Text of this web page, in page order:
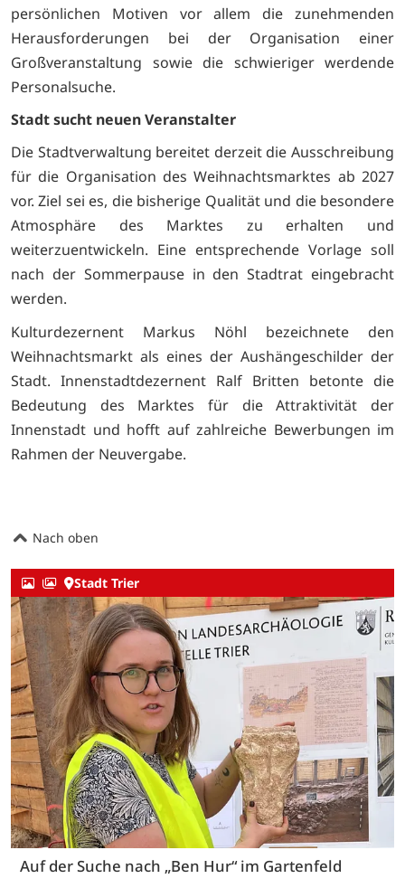
persönlichen Motiven vor allem die zunehmenden
Herausforderungen bei der Organisation einer
Großveranstaltung sowie die schwieriger werdende
Personalsuche.
Stadt sucht neuen Veranstalter
Die Stadtverwaltung bereitet derzeit die Ausschreibung
für die Organisation des Weihnachtsmarktes ab 2027
vor. Ziel sei es, die bisherige Qualität und die besondere
Atmosphäre des Marktes zu erhalten und
weiterzuentwickeln. Eine entsprechende Vorlage soll
nach der Sommerpause in den Stadtrat eingebracht
werden.
Kulturdezernent Markus Nöhl bezeichnete den
Weihnachtsmarkt als eines der Aushängeschilder der
Stadt. Innenstadtdezernent Ralf Britten betonte die
Bedeutung des Marktes für die Attraktivität der
Innenstadt und hofft auf zahlreiche Bewerbungen im
Rahmen der Neuvergabe.
Nach oben
Stadt Trier
Auf der Suche nach „Ben Hur“ im Gartenfeld